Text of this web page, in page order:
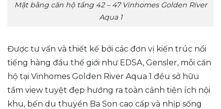
Mặt bằng căn hộ tầng 42 – 47 Vinhomes Golden River
Aqua 1
Được tư vấn và thiết kế bởi các đơn vị kiến trúc nổi
tiếng hàng đầu thế giới như EDSA, Gensler, mỗi căn
hộ tại Vinhomes Golden River Aqua 1 đều sở hữu
tầm view tuyệt đẹp hướng ra toàn cảnh tiện ích nội
khu, bến du thuyền Ba Son cao cấp và nhịp sống